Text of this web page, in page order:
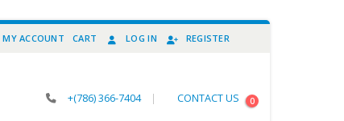
MY ACCOUNT CART LOG IN REGISTER
+(786) 366-7404 | CONTACT US 0